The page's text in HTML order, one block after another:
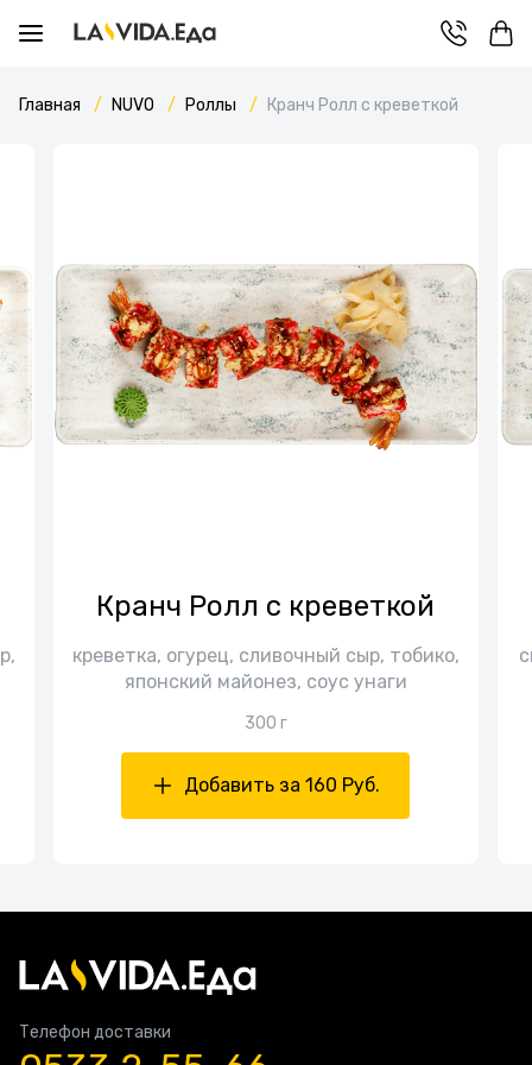
Главная NUVO Роллы Кранч Ролл с креветкой
Кранч Ролл с креветкой
креветка, огурец, сливочный сыр, тобико,
японский майонез, соус унаги
300 г
Добавить за 160 Руб.
Телефон доставки